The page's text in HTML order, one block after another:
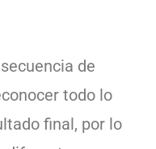
de
todo lo
final, por lo